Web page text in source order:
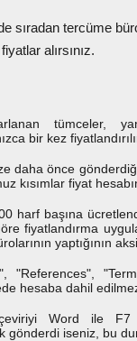
sıradan tercüme
alırsınız.
tümceler,
bir kez
daha önce
kısımlar fiyat
harf başına
fiyatlandırma
yaptığının
"References",
hesaba dahil
Word ile
gönderdi iseniz, bu